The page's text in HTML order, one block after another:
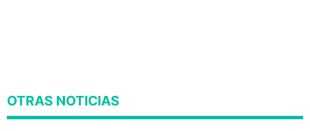
OTRAS NOTICIAS